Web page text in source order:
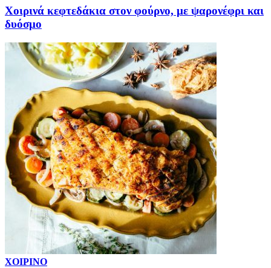
Xοιρινά κεφτεδάκια στον φούρνο, με ψαρονέφρι και
δυόσμο
ΧΟΙΡΙΝΟ